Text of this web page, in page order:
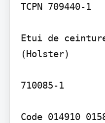
TCPN 709440-1
Etui de
(Holster)
710085-1
Code 014910